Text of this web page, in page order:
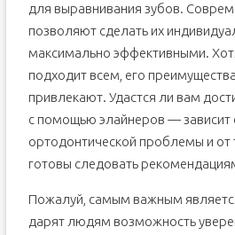
для выравнивания зубов.
позволяют сделать их
максимально эффективными.
подходит всем, его
привлекают. Удастся ли вам
с помощью элайнеров — зависит
ортодонтической проблемы и от
готовы следовать
Пожалуй, самым важным
дарят людям возможность